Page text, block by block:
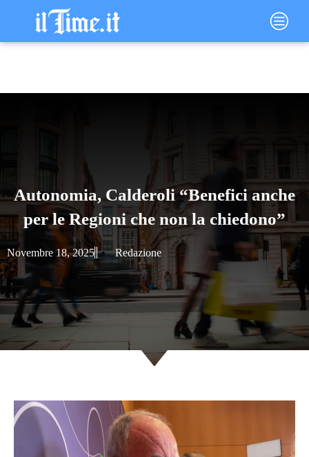
contenuto
Main
Menu
Autonomia, Calderoli “Benefici anche
per le Regioni che non la chiedono”
Novembre 18, 2025 Redazione